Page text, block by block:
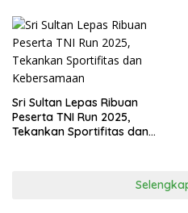
Sri Sultan Lepas Ribuan
Peserta TNI Run 2025,
Tekankan Sportifitas dan